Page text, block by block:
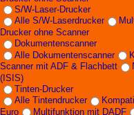
S/W-Laser-Drucker
Alle S/W-Laserdrucker
Drucker ohne Scanner
Dokumentenscanner
Alle Dokumentenscanner
Scanner mit ADF & Flachbett
(ISIS)
Tinten-Drucker
Alle Tintendrucker
Euro
Multifunktion mit DADF